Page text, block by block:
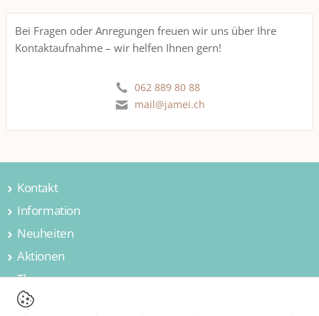
Bei Fragen oder Anregungen freuen wir uns über Ihre
Kontaktaufnahme – wir helfen Ihnen gern!
062 889 80 88
mail@jamei.ch
Kontakt
Jamei AG
Hintermättlistrasse 3
Schweiz
Information
Über uns
Kontakt
Verantwortung
Versandkosten/Lieferung
Neuheiten
Wohnen & Einrichten
Kochen & Essen
Baden & Pflegen
Beleuchten & Licht
Aktionen
Wohnen & Einrichten
Kochen & Essen
Themen
Advents- und Weihnachtszeit